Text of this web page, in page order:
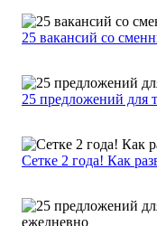
25 вакансий со
25 предложений для
Сетке 2 года! Как